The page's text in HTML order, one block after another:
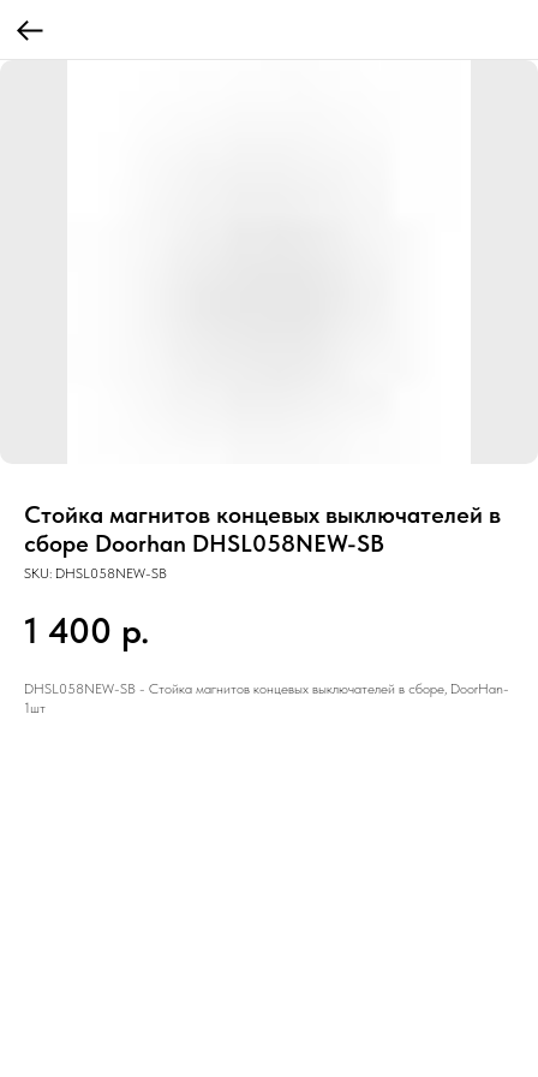
Стойка магнитов концевых выключателей в
сборе Doorhan DHSL058NEW-SB
SKU: DHSL058NEW-SB
1 400 р.
DHSL058NEW-SB - Стойка магнитов концевых выключателей в сборе, DoorHan-
1шт